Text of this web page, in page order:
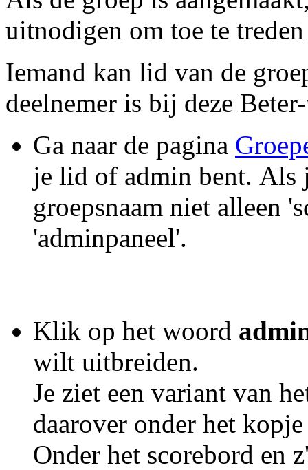
uitnodigen om toe te
Iemand kan lid van de
deelnemer is bij deze
Ga naar de pagina
je lid of admin bent. Als
groepsnaam niet alleen
'adminpaneel'.
Klik op het woord
wilt uitbreiden.
Je ziet een variant van
daarover onder het
Onder het scorebord en